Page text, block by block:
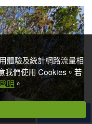
體驗及統計網路流量相
我們使用 Cookies。若
明 。